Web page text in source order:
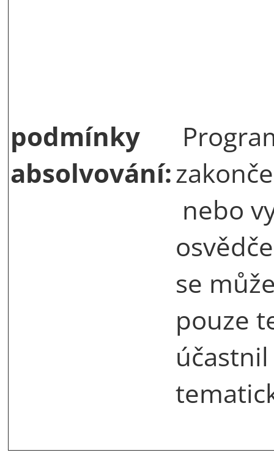
podmínky
absolvování:
nebo
se
pouze